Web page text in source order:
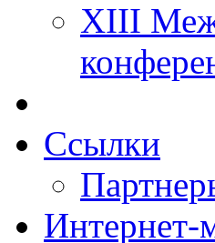
XIII
Ссылки
Интернет-